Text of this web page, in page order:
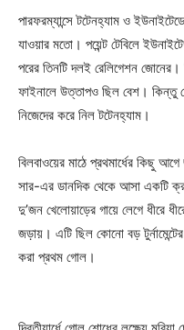
পারফরম্যান্সে টটেনহ্যাম ও
যাওয়ার মতো। পয়েন্ট টেবিলে
পরের তিনটি দলই রেলিগেশন
ফাইনালে উত্তাপও ছিল বেশ। কিন্তু
নিজেদের করে নিল টটেনহ্যাম।
বিলবাওয়ের মাঠে প্রথমার্ধের কিছু
সার-এর ডানদিক থেকে আসা একটি
দু’জন খেলোয়াড়ের গায়ে লেগে ধীরে
জড়ায়। এটি ছিল কোনো বড়
করা প্রথম গোল।